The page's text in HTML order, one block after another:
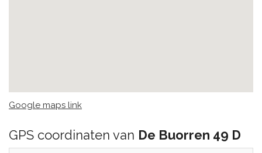
Google maps link
GPS coordinaten van De Buorren 49 D